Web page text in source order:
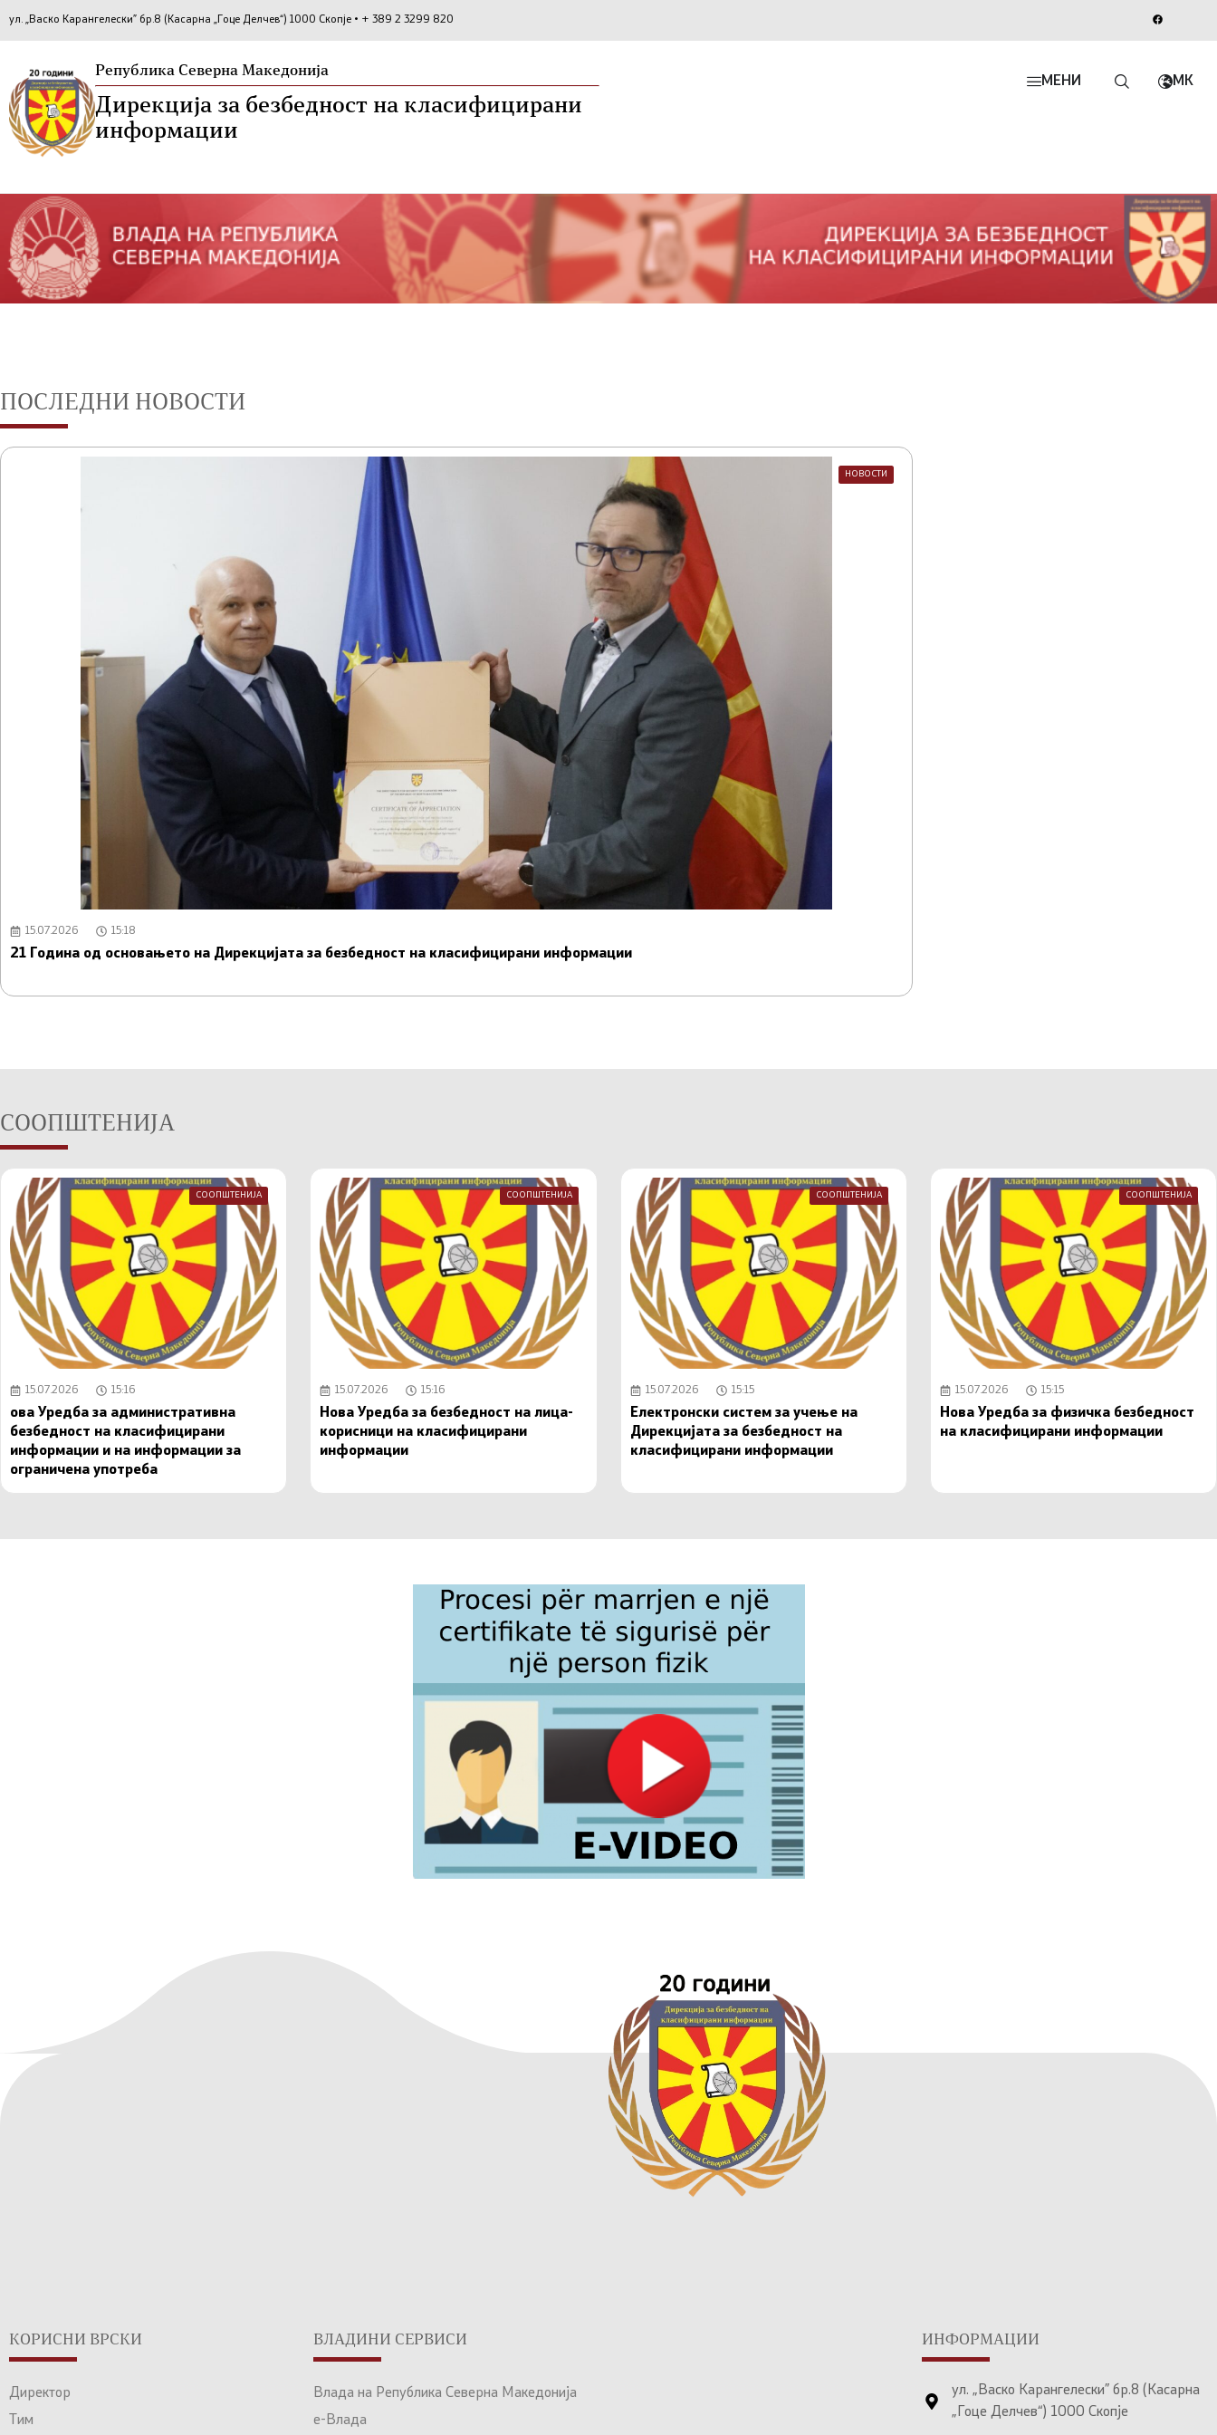
ул. „Васко Карангелески” бр.8 (Касарна „Гоце Делчев“) 1000 Скопје • + 389 2 3299 820
Република Северна Македонија
Дирекција за безбедност на класифицирани
информации
МЕНИ MK
ПОСЛЕДНИ НОВОСТИ
НОВОСТИ
15.07.2026 15:18
21 Година од основањето на Дирекцијата за безбедност на класифицирани информации
СООПШТЕНИЈА
СООПШТЕНИЈА
15.07.2026 15:16
ова Уредба за административна
безбедност на класифицирани
информации и на информации за
ограничена употреба
СООПШТЕНИЈА
15.07.2026 15:16
Нова Уредба за безбедност на лица-
корисници на класифицирани
информации
СООПШТЕНИЈА
15.07.2026 15:15
Електронски систем за учење на
Дирекцијата за безбедност на
класифицирани информации
СООПШТЕНИЈА
15.07.2026 15:15
Нова Уредба за физичка безбедност
на класифицирани информации
КОРИСНИ ВРСКИ
Директор
Тим
ВЛАДИНИ СЕРВИСИ
Влада на Република Северна Македонија
е-Влада
ИНФОРМАЦИИ
ул. „Васко Карангелески” бр.8 (Касарна
„Гоце Делчев“) 1000 Скопје